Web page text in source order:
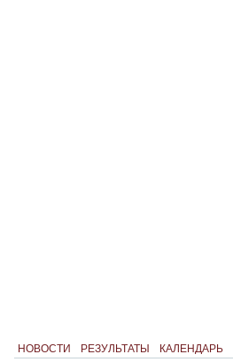
НОВОСТИ РЕЗУЛЬТАТЫ КАЛЕНДАРЬ